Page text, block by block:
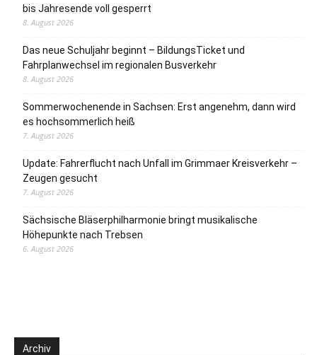
bis Jahresende voll gesperrt
8. August 2026
Das neue Schuljahr beginnt – BildungsTicket und
Fahrplanwechsel im regionalen Busverkehr
8. August 2026
Sommerwochenende in Sachsen: Erst angenehm, dann wird
es hochsommerlich heiß
7. August 2026
Update: Fahrerflucht nach Unfall im Grimmaer Kreisverkehr –
Zeugen gesucht
7. August 2026
Sächsische Bläserphilharmonie bringt musikalische
Höhepunkte nach Trebsen
6. August 2026
Archiv